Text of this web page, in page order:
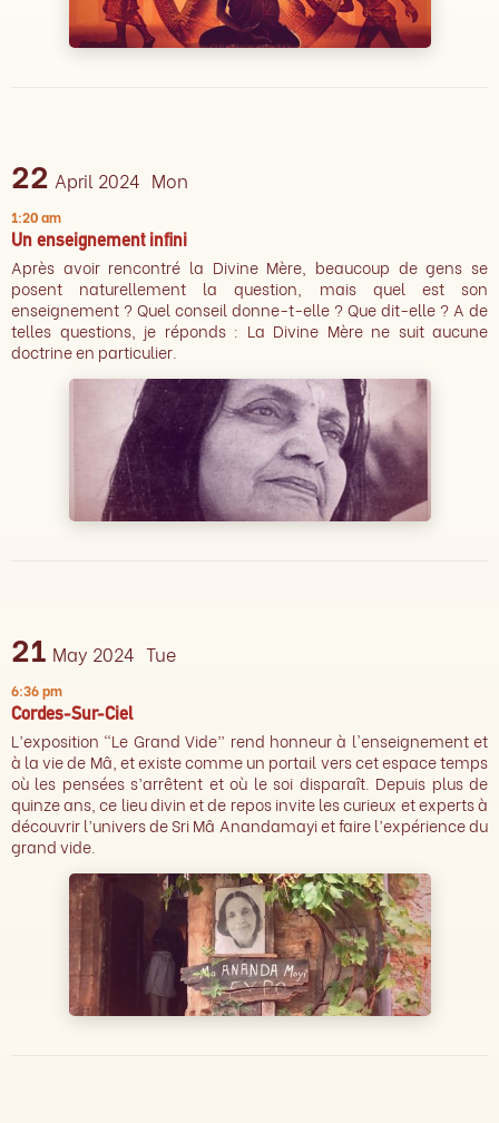
22 April 2024 Mon
1:20 am
Un enseignement infini
Après avoir rencontré la Divine Mère, beaucoup de gens se
posent naturellement la question, mais quel est son
enseignement ? Quel conseil donne-t-elle ? Que dit-elle ? A de
telles questions, je réponds : La Divine Mère ne suit aucune
doctrine en particulier.
21 May 2024 Tue
6:36 pm
Cordes-Sur-Ciel
L’exposition “Le Grand Vide” rend honneur à l'enseignement et
à la vie de Mâ, et existe comme un portail vers cet espace temps
où les pensées s’arrêtent et où le soi disparaît. Depuis plus de
quinze ans, ce lieu divin et de repos invite les curieux et experts à
découvrir l’univers de Sri Mâ Anandamayi et faire l’expérience du
grand vide.